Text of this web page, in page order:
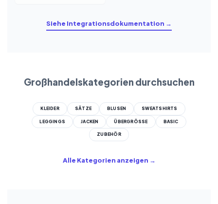
Siehe Integrationsdokumentation →
Großhandelskategorien durchsuchen
KLEIDER SÄTZE BLUSEN SWEATSHIRTS
LEGGINGS JACKEN ÜBERGRÖSSE BASIC
ZUBEHÖR
Alle Kategorien anzeigen →